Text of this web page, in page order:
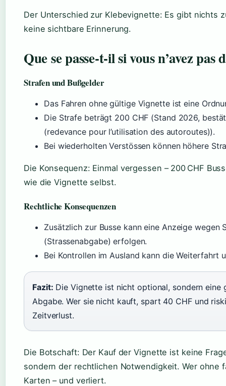
Der Unterschied zur Klebevignette: Es gibt nichts
keine sichtbare Erinnerung.
Que se passe-t-il si vous n’avez pas
Strafen und Bußgelder
Das Fahren ohne gültige Vignette ist eine
Die Strafe beträgt 200 CHF (Stand 2026,
(redevance pour l’utilisation des autoroutes)).
Bei wiederholten Verstössen können höhere
Die Konsequenz: Einmal vergessen – 200 CHF
wie die Vignette selbst.
Rechtliche Konsequenzen
Zusätzlich zur Busse kann eine Anzeige wegen
(Strassenabgabe) erfolgen.
Bei Kontrollen im Ausland kann die Weiterfahrt
Fazit: Die Vignette ist nicht optional, sondern eine
Abgabe. Wer sie nicht kauft, spart 40 CHF und
Zeitverlust.
Die Botschaft: Der Kauf der Vignette ist keine
sondern der rechtlichen Notwendigkeit. Wer ohne
Karten – und verliert.